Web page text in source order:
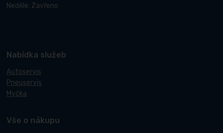
Neděle: Zavřeno
Nabídka služeb
Autoservis
Pneuservis
Myčka
Vše o nákupu